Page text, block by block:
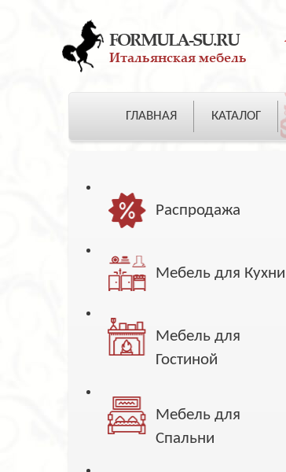
FORMULA-SU.RU
Итальянская мебель
ГЛАВНАЯ КАТАЛОГ
Распродажа
Мебель для Кухни
Мебель для
Гостиной
Мебель для
Спальни